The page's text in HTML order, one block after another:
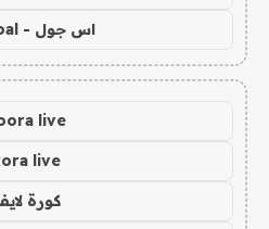
اس جول - AS Goal
live
live
كورة